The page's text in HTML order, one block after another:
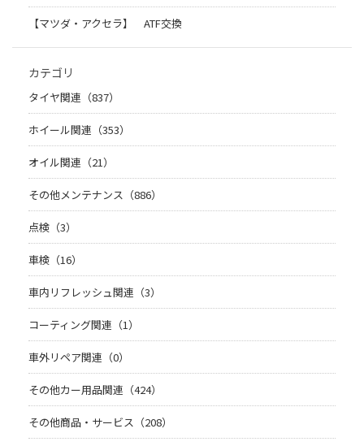
【マツダ・アクセラ】 ATF交換
カテゴリ
タイヤ関連（837）
ホイール関連（353）
オイル関連（21）
その他メンテナンス（886）
点検（3）
車検（16）
車内リフレッシュ関連（3）
コーティング関連（1）
車外リペア関連（0）
その他カー用品関連（424）
その他商品・サービス（208）